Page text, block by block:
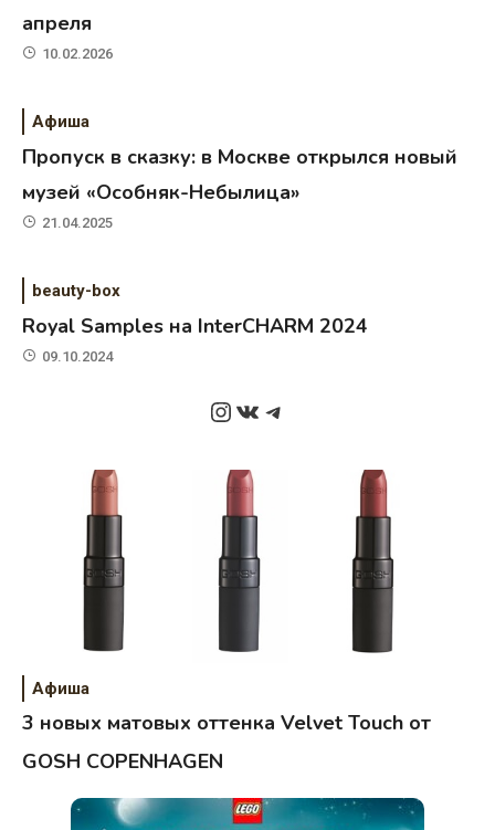
апреля
10.02.2026
Афиша
Пропуск в сказку: в Москве открылся новый
музей «Особняк-Небылица»
21.04.2025
beauty-box
Royal Samples на InterCHARM 2024
09.10.2024
Instagram
ВКонтакте
Telegram
Афиша
3 новых матовых оттенка Velvet Touch от
GOSH COPENHAGEN